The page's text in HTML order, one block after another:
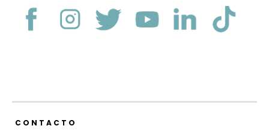
CONTACTO